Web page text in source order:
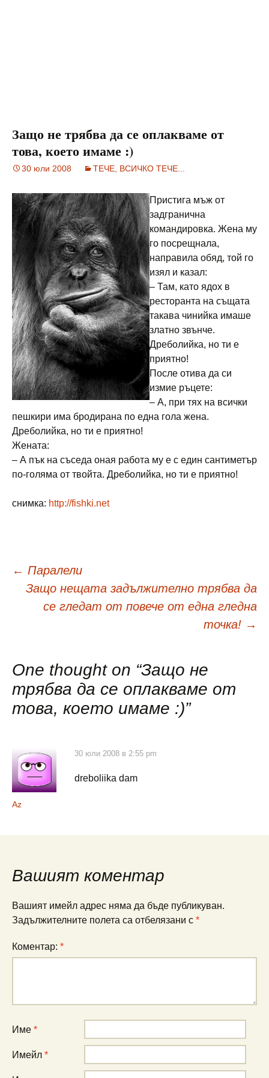
Защо не трябва да се оплакваме от
това, което имаме :)
30 юли 2008 ТЕЧЕ, ВСИЧКО ТЕЧЕ...
Пристига мъж от
задгранична
командировка. Жена му
го посрещнала,
направила обяд, той го
изял и казал:
– Там, като ядох в
ресторанта на същата
такава чинийка имаше
златно звънче.
Дреболийка, но ти е
приятно!
После отива да си
измие ръцете:
– А, при тях на всички
пешкири има бродирана по една гола жена.
Дреболийка, но ти е приятно!
Жената:
– А пък на съседа оная работа му е с един сантиметър
по-голяма от твойта. Дреболийка, но ти е приятно!
снимка: http://fishki.net
Навигация
публикациите
← Паралели
Защо нещата задължително трябва да
се гледат от повече от една гледна
точка! →
One thought on “Защо не
трябва да се оплакваме от
това, което имаме :)”
Az
30 юли 2008 в 2:55 pm
dreboliika dam
Вашият коментар
Вашият имейл адрес няма да бъде публикуван.
Задължителните полета са отбелязани с *
Коментар: *
Име *
Имейл *